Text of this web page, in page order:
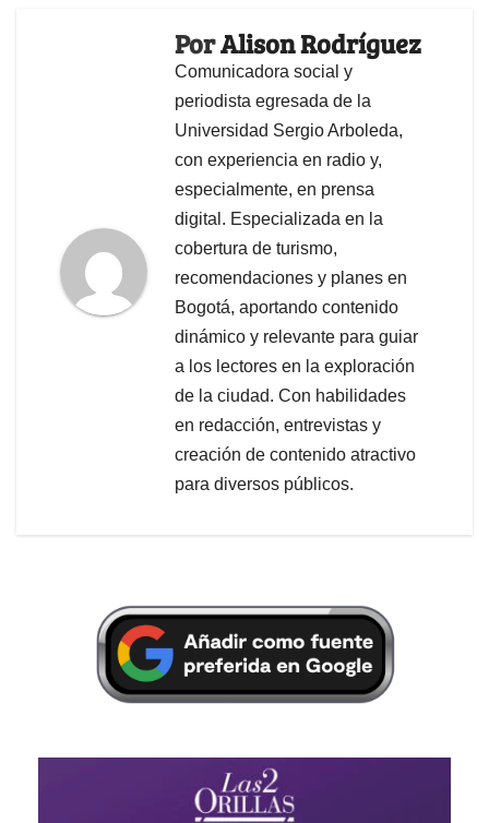
PorAlison Rodríguez
Comunicadora social y
periodista egresada de la
Universidad Sergio Arboleda,
con experiencia en radio y,
especialmente, en prensa
digital. Especializada en la
cobertura de turismo,
recomendaciones y planes en
Bogotá, aportando contenido
dinámico y relevante para guiar
a los lectores en la exploración
de la ciudad. Con habilidades
en redacción, entrevistas y
creación de contenido atractivo
para diversos públicos.